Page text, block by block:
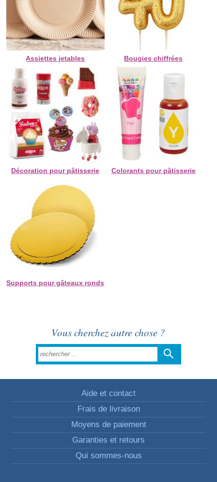
Assiettes jetables Bougies chiffrées
Décoration pour pâtisserie Colorants pour pâtisserie
Supports pour gâteaux ronds
Vous cherchez autre chose ?
Aide et contact
Frais de livraison
Moyens de paiement
Garanties et retours
Qui sommes-nous